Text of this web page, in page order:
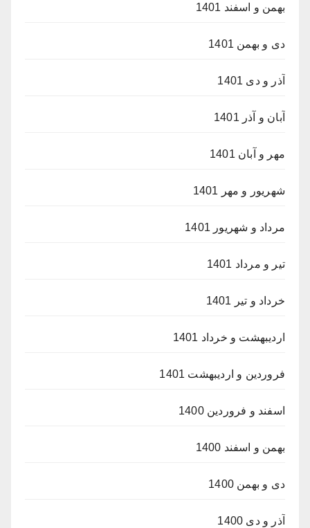
بهمن و اسفند 1401
دی و بهمن 1401
آذر و دی 1401
آبان و آذر 1401
مهر و آبان 1401
شهریور و مهر 1401
مرداد و شهریور 1401
تیر و مرداد 1401
خرداد و تیر 1401
اردیبهشت و خرداد 1401
فروردین و اردیبهشت 1401
اسفند و فروردین 1400
بهمن و اسفند 1400
دی و بهمن 1400
آذر و دی 1400